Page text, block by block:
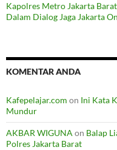
Kapolres Metro Jakarta
Dalam Dialog Jaga Jakarta
KOMENTAR ANDA
Kafepelajar.com on Ini Kata
Mundur
AKBAR WIGUNA on Balap
Polres Jakarta Barat